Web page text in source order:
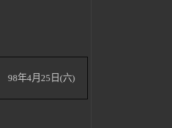
98年4月 25 日(六)